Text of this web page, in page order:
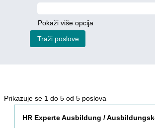
Pokaži više opcija
Prikazuje se 1 do 5 od 5 poslova
pretrage
za
Naslov
HR Experte Ausbildung /
Izaberite